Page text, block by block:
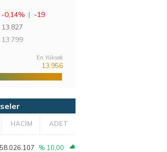
-0,14% | -19
13.827
En Yüksek
13.956
HACİM ADET
% 10,00